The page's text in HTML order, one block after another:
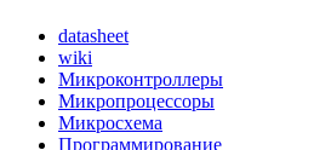
datasheet
wiki
Микроконтроллеры
Микропроцессоры
Микросхема
Программирование